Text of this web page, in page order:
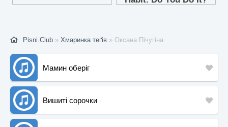
Pisni.Club » Хмаринка теґів » Оксана Пічугіна
Мамин оберіг
Вишиті сорочки